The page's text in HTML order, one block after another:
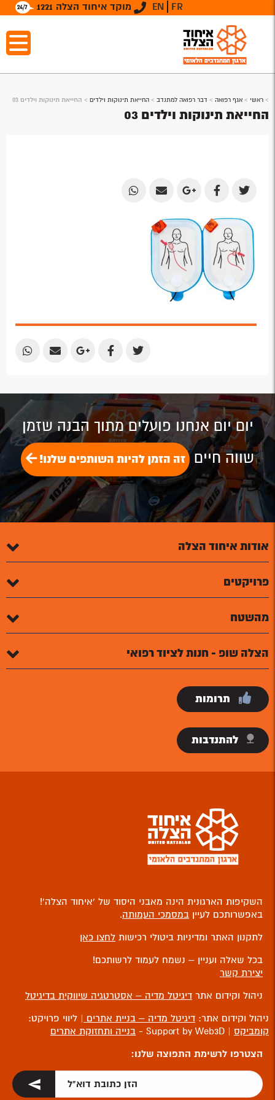
מוקד איחוד הצלה 1221 EN FR
> ראשי > אגף רפואה > דבר רפואה למתנדב > החייאת תינוקות וילדים > החייאת תינוקות וילדים 03
החייאת תינוקות וילדים 03
Share
Twitter
Share
Facebook
Share
Google
Plus
Share
Email
Share
Share
Share
Share
Share
Share
יום יום אנחנו פועלים מתוך הבנה שזמן
שווה חיים זה הזמן להיות השותפים שלנו!
אודות איחוד הצלה
פרויקטים
מהשטח
הצלה שופ - חנות לציוד רפואי
תרומות
להתנדבות
השקיפות הארגונית הינה מאבני היסוד של ‘איחוד הצלה’!
באפשרותכם לעיין במסמכי העמותה.
לתקנון האתר ומדיניות ביטולי רכישות לחצו כאן
בכל שאלה ועניין – נשמח לעמוד לרשותכם!
יצירת קשר
ניהול וקידום אתר דיגיטל מדיה – אסטרטגיה שיווקית בדיגיטל
ניהול וקידום אתר: דיגיטל מדיה – בניית אתרים | ליווי פרויקט:
קומביקס | Support by Web3D -
בנייה ותחזוקת אתרים
הצטרפו לרשימת התפוצה שלנו: